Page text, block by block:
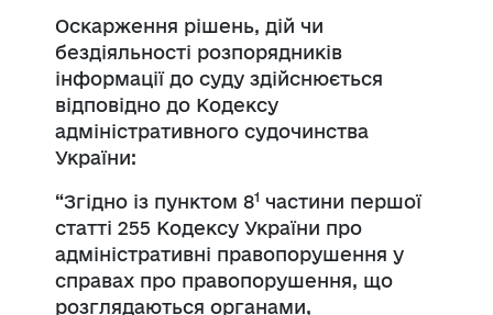
Оскарження рішень, дій чи
бездіяльності розпорядників
інформації до суду здійснюється
відповідно до Кодексу
адміністративного судочинства
України:
“Згідно із пунктом 81 частини першої
статті 255 Кодексу України про
адміністративні правопорушення у
справах про правопорушення, що
розглядаються органами,